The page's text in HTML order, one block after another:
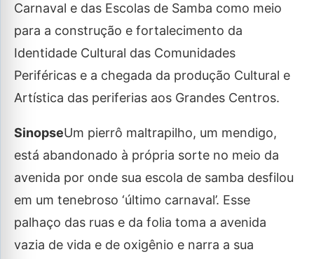
Carnaval e das Escolas de Samba como meio
para a construção e fortalecimento da
Identidade Cultural das Comunidades
Periféricas e a chegada da produção Cultural e
Artística das periferias aos Grandes Centros.
SinopseUm pierrô maltrapilho, um mendigo,
está abandonado à própria sorte no meio da
avenida por onde sua escola de samba desfilou
em um tenebroso ‘último carnaval’. Esse
palhaço das ruas e da folia toma a avenida
vazia de vida e de oxigênio e narra a sua